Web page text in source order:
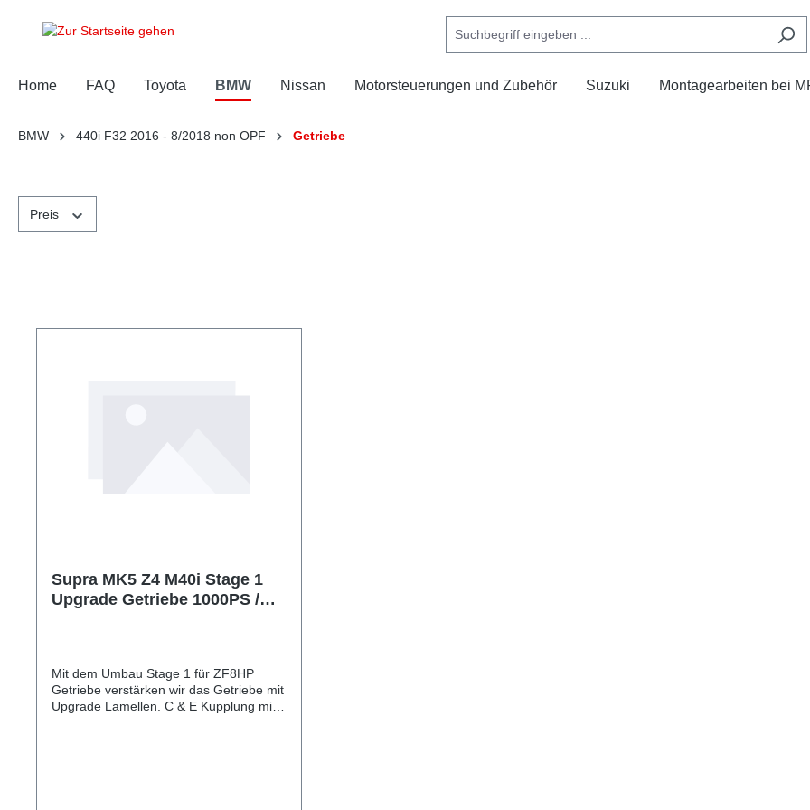
Home FAQ Toyota BMW Nissan Motorsteuerungen und Zubehör Suzuki Montagearbeiten bei
BMW 440i F32 2016 - 8/2018 non OPF Getriebe
Preis
Supra MK5 Z4 M40i Stage 1
Upgrade Getriebe 1000PS /
Mit dem Umbau Stage 1 für ZF8HP
Getriebe verstärken wir das Getriebe mit
Upgrade Lamellen. C & E Kupplung mit